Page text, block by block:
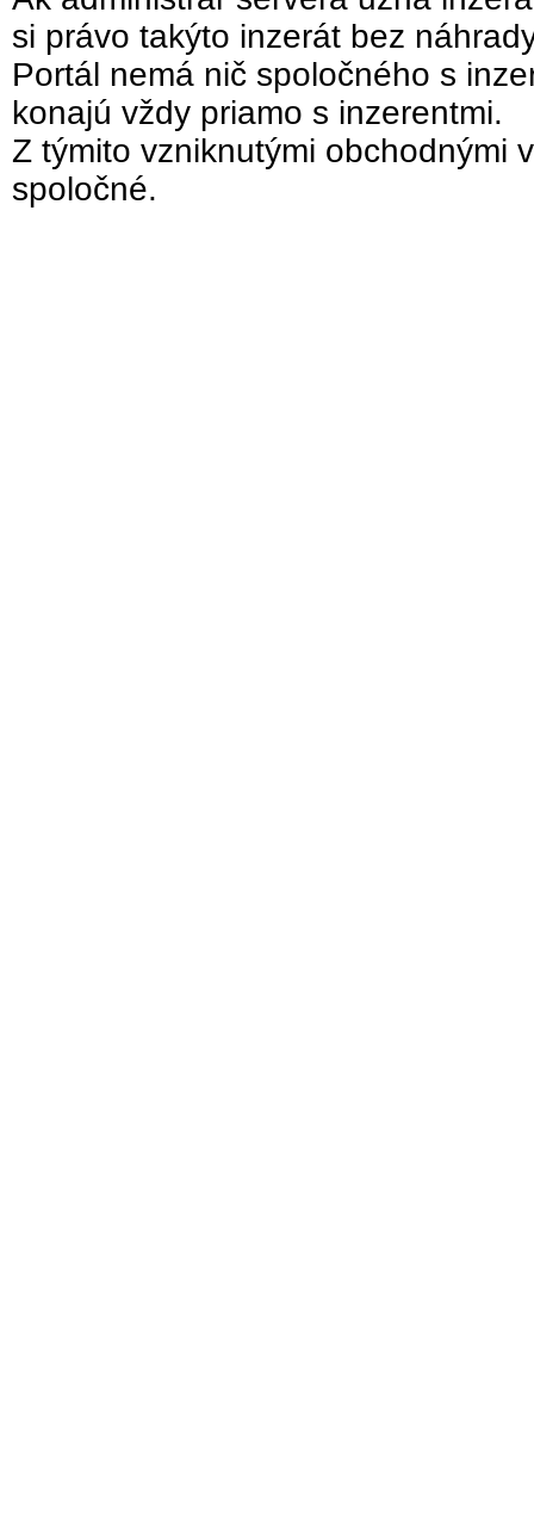
si právo takýto inzerát bez
Portál nemá nič spoločného s
konajú vždy priamo s inzerentmi.
Z týmito vzniknutými obchodnými
spoločné.